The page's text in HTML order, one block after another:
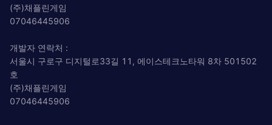
(주)채플린게임
07046445906
개발자 연락처 :
서울시 구로구 디지털로33길 11, 에이스테크노타워 8차 501502
호
(주)채플린게임
07046445906